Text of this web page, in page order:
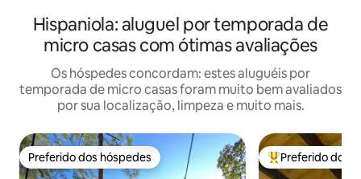
Hispaniola: aluguel por temporada de
micro casas com ótimas avaliações
Os hóspedes concordam: estes aluguéis por
temporada de micro casas foram muito bem avaliados
por sua localização, limpeza e muito mais.
Preferido dos hóspedes
Preferido dos hóspedes Entre os
Preferido dos